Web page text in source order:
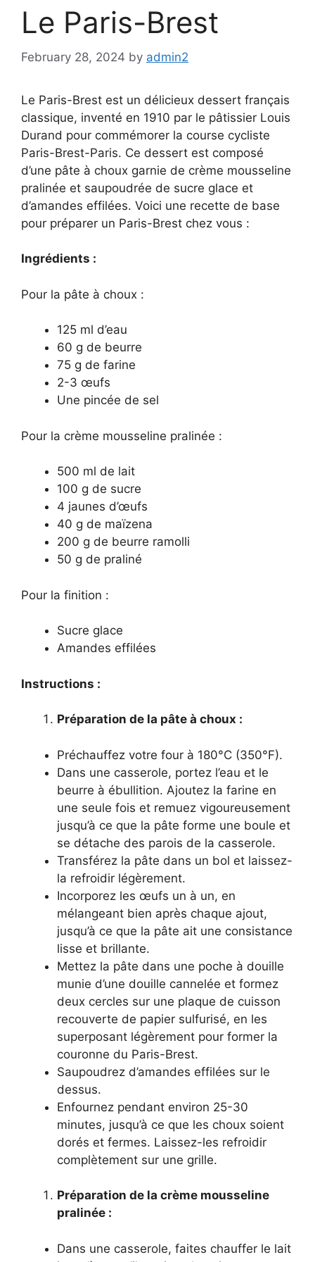
Le Paris-Brest
February 28, 2024 by admin2
Le Paris-Brest est un délicieux dessert français
classique, inventé en 1910 par le pâtissier Louis
Durand pour commémorer la course cycliste
Paris-Brest-Paris. Ce dessert est composé
d’une pâte à choux garnie de crème mousseline
pralinée et saupoudrée de sucre glace et
d’amandes effilées. Voici une recette de base
pour préparer un Paris-Brest chez vous :
Ingrédients :
Pour la pâte à choux :
125 ml d’eau
60 g de beurre
75 g de farine
2-3 œufs
Une pincée de sel
Pour la crème mousseline pralinée :
500 ml de lait
100 g de sucre
4 jaunes d’œufs
40 g de maïzena
200 g de beurre ramolli
50 g de praliné
Pour la finition :
Sucre glace
Amandes effilées
Instructions :
Préparation de la pâte à choux :
Préchauffez votre four à 180°C (350°F).
Dans une casserole, portez l’eau et le
beurre à ébullition. Ajoutez la farine en
une seule fois et remuez vigoureusement
jusqu’à ce que la pâte forme une boule et
se détache des parois de la casserole.
Transférez la pâte dans un bol et laissez-
la refroidir légèrement.
Incorporez les œufs un à un, en
mélangeant bien après chaque ajout,
jusqu’à ce que la pâte ait une consistance
lisse et brillante.
Mettez la pâte dans une poche à douille
munie d’une douille cannelée et formez
deux cercles sur une plaque de cuisson
recouverte de papier sulfurisé, en les
superposant légèrement pour former la
couronne du Paris-Brest.
Saupoudrez d’amandes effilées sur le
dessus.
Enfournez pendant environ 25-30
minutes, jusqu’à ce que les choux soient
dorés et fermes. Laissez-les refroidir
complètement sur une grille.
Préparation de la crème mousseline
pralinée :
Dans une casserole, faites chauffer le lait